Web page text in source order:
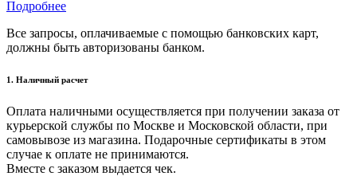
Подробнее
Все запросы, оплачиваемые с помощью банковских карт,
должны быть авторизованы банком.
1. Наличный расчет
Оплата наличными осуществляется при получении заказа от
курьерской службы по Москве и Московской области, при
самовывозе из магазина. Подарочные сертификаты в этом
случае к оплате не принимаются.
Вместе с заказом выдается чек.